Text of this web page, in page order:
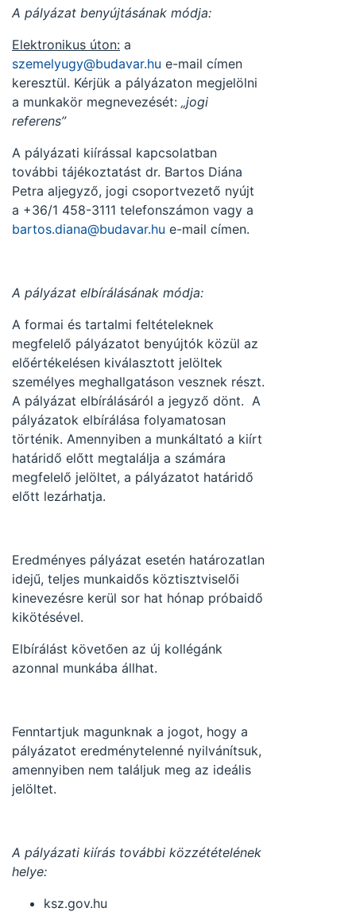
A pályázat benyújtásának módja:
Elektronikus úton: a
szemelyugy@budavar.hu e-mail címen
keresztül. Kérjük a pályázaton megjelölni
a munkakör megnevezését: „jogi
referens”
A pályázati kiírással kapcsolatban
további tájékoztatást dr. Bartos Diána
Petra aljegyző, jogi csoportvezető nyújt
a +36/1 458-3111 telefonszámon vagy a
bartos.diana@budavar.hu e-mail címen.
A pályázat elbírálásának módja:
A formai és tartalmi feltételeknek
megfelelő pályázatot benyújtók közül az
előértékelésen kiválasztott jelöltek
személyes meghallgatáson vesznek részt.
A pályázat elbírálásáról a jegyző dönt. A
pályázatok elbírálása folyamatosan
történik. Amennyiben a munkáltató a kiírt
határidő előtt megtalálja a számára
megfelelő jelöltet, a pályázatot határidő
előtt lezárhatja.
Eredményes pályázat esetén határozatlan
idejű, teljes munkaidős köztisztviselői
kinevezésre kerül sor hat hónap próbaidő
kikötésével.
Elbírálást követően az új kollégánk
azonnal munkába állhat.
Fenntartjuk magunknak a jogot, hogy a
pályázatot eredménytelenné nyilvánítsuk,
amennyiben nem találjuk meg az ideális
jelöltet.
A pályázati kiírás további közzétételének
helye:
ksz.gov.hu